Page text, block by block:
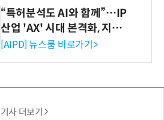
“특허분석도 AI와 함께”…IP
산업 'AX' 시대 본격화, 지식
재산처 1호 AI IP데이터분석
[AIPD] 뉴스룸 바로가기>
기사 더보기